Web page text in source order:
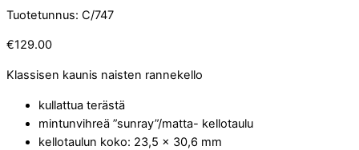
Tuotetunnus: C/747
€129.00
Klassisen kaunis naisten rannekello
kullattua terästä
mintunvihreä ”sunray”/matta- kellotaulu
kellotaulun koko: 23,5 x 30,6 mm